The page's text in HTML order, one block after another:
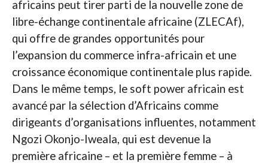
africains peut tirer parti de la nouvelle zone de
libre-échange continentale africaine (ZLECAf),
qui offre de grandes opportunités pour
l’expansion du commerce infra-africain et une
croissance économique continentale plus rapide.
Dans le même temps, le soft power africain est
avancé par la sélection d’Africains comme
dirigeants d’organisations influentes, notamment
Ngozi Okonjo-Iweala, qui est devenue la
première africaine – et la première femme – à